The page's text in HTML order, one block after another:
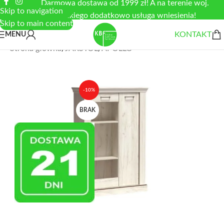
Skip to navigation
Skip to main content
Darmowa dostawa od 1999 zł! A na terenie woj.
łódzkiego dodatkowo usługa wniesienia!
MENU
KONTAKT
Strona główna/ JARSTOL/APOLLO
-10%
BRAK
Zobacz duże zdjęcie